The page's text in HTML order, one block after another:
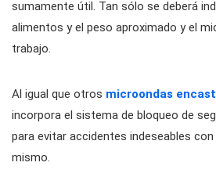
sumamente útil. Tan sólo se deberá
alimentos y el peso aproximado y el
trabajo.
Al igual que otros microondas
incorpora el sistema de bloqueo de
para evitar accidentes indeseables
mismo.